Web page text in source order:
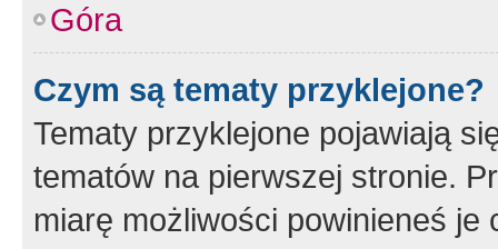
Góra
Czym są tematy przyklejone?
Tematy przyklejone pojawiają
tematów na pierwszej stronie.
miarę możliwości powinieneś je